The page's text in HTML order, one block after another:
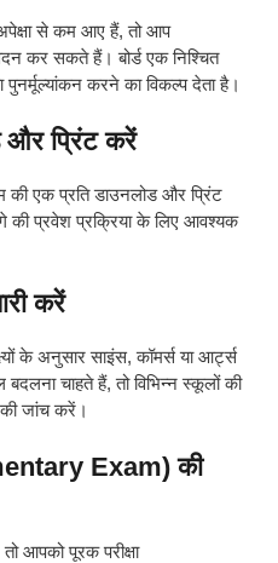
से कम आए हैं, तो आप
कर सकते हैं। बोर्ड एक निश्चित
पुनर्मूल्यांकन करने का विकल्प देता है।
और प्रिंट करें
की एक प्रति डाउनलोड और प्रिंट
प्रवेश प्रक्रिया के लिए आवश्यक
करें
के अनुसार साइंस, कॉमर्स या आर्ट्स
चाहते हैं, तो विभिन्न स्कूलों की
की जांच करें।
Exam) की
आपको पूरक परीक्षा